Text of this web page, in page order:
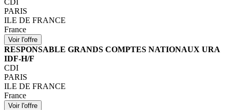
PARIS
ILE DE FRANCE
France
RESPONSABLE GRANDS COMPTES NATIONAUX URA
IDF-H/F
CDI
PARIS
ILE DE FRANCE
France